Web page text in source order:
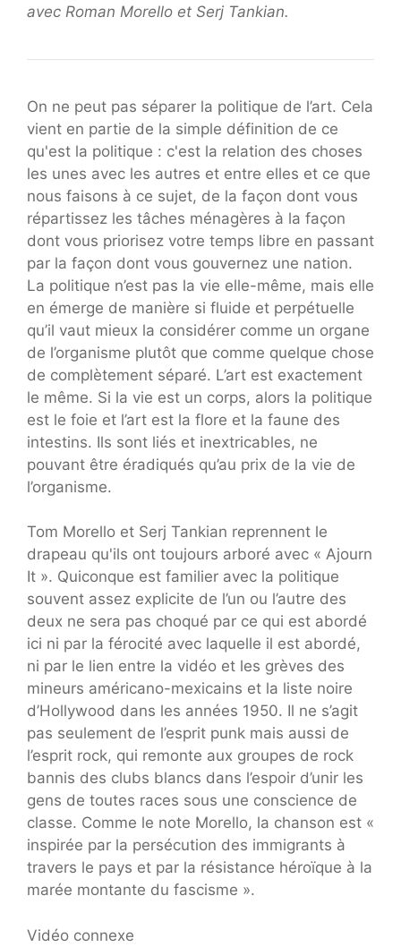
avec Roman Morello et Serj Tankian.
On ne peut pas séparer la politique de l’art. Cela
vient en partie de la simple définition de ce
qu'est la politique : c'est la relation des choses
les unes avec les autres et entre elles et ce que
nous faisons à ce sujet, de la façon dont vous
répartissez les tâches ménagères à la façon
dont vous priorisez votre temps libre en passant
par la façon dont vous gouvernez une nation.
La politique n’est pas la vie elle-même, mais elle
en émerge de manière si fluide et perpétuelle
qu’il vaut mieux la considérer comme un organe
de l’organisme plutôt que comme quelque chose
de complètement séparé. L’art est exactement
le même. Si la vie est un corps, alors la politique
est le foie et l’art est la flore et la faune des
intestins. Ils sont liés et inextricables, ne
pouvant être éradiqués qu’au prix de la vie de
l’organisme.
Tom Morello et Serj Tankian reprennent le
drapeau qu'ils ont toujours arboré avec « Ajourn
It ». Quiconque est familier avec la politique
souvent assez explicite de l’un ou l’autre des
deux ne sera pas choqué par ce qui est abordé
ici ni par la férocité avec laquelle il est abordé,
ni par le lien entre la vidéo et les grèves des
mineurs américano-mexicains et la liste noire
d’Hollywood dans les années 1950. Il ne s’agit
pas seulement de l’esprit punk mais aussi de
l’esprit rock, qui remonte aux groupes de rock
bannis des clubs blancs dans l’espoir d’unir les
gens de toutes races sous une conscience de
classe. Comme le note Morello, la chanson est «
inspirée par la persécution des immigrants à
travers le pays et par la résistance héroïque à la
marée montante du fascisme ».
Vidéo connexe